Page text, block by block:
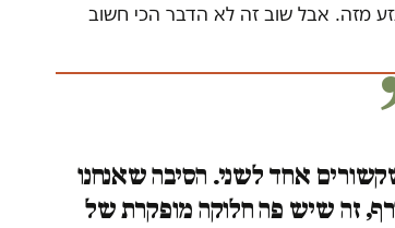
מזה. אבל שוב זה לא הדבר הכי חשוב
אחד לשני. הסיבה שאנחנו
זה שיש פה חלוקה מופקרת של